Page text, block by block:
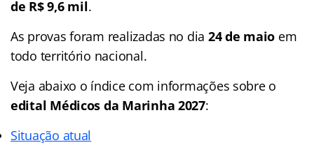
de R$ 9,6 mil.
As provas foram realizadas no dia 24 de maio em
todo território nacional.
Veja abaixo o índicecom informações sobre o
edital Médicos da Marinha 2027:
Situação atual